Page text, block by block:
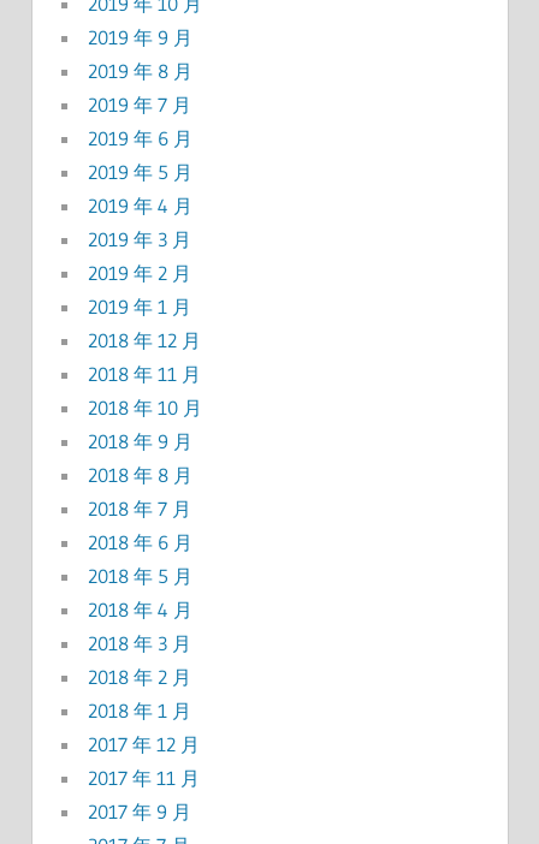
2019 年 9 月
2019 年 8 月
2019 年 7 月
2019 年 6 月
2019 年 5 月
2019 年 4 月
2019 年 3 月
2019 年 2 月
2019 年 1 月
2018 年 12 月
2018 年 11 月
2018 年 10 月
2018 年 9 月
2018 年 8 月
2018 年 7 月
2018 年 6 月
2018 年 5 月
2018 年 4 月
2018 年 3 月
2018 年 2 月
2018 年 1 月
2017 年 12 月
2017 年 11 月
2017 年 9 月